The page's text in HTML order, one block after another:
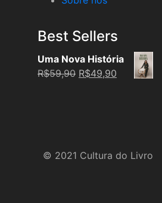
Best Sellers
Uma Nova História
R$59,90 Original
R$49,90 Current
© 2021 Cultura do Livro